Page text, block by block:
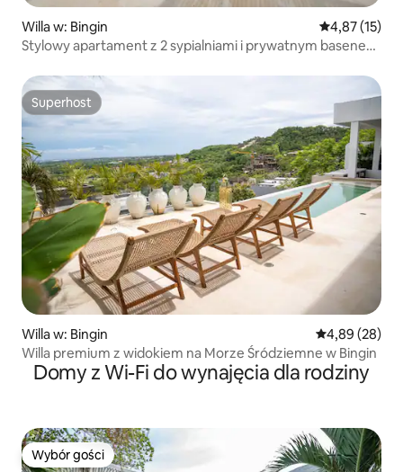
Willa w: Bingin Średnia
4,87 (15)
Stylowy apartament z 2 sypialniami i prywatnym basenem
Superhost
Superhost
Willa w: Bingin Średnia
4,89 (28)
Willa premium z widokiem na Morze Śródziemne w Bingin
Domy z Wi-Fi do wynajęcia dla rodziny
Wybór gości
Wybór gości